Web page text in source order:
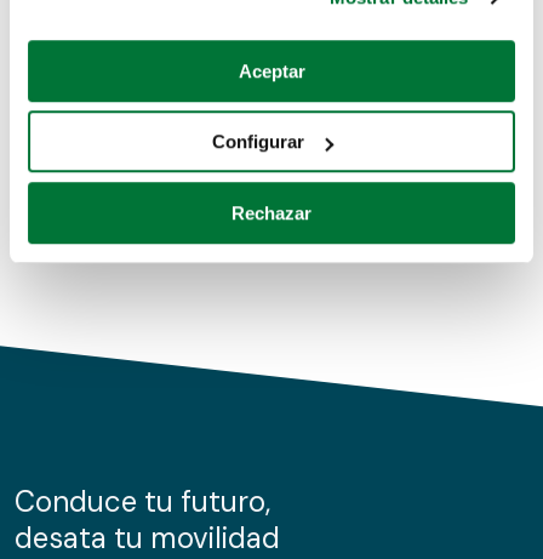
Si lo permite, también quisiéramos:
Recopilar información sobre su ubicación geográfica
Identificar su dispositivo analizándolo activamente
para buscar características específicas (huellas
Obtenga más información sobre cómo se procesan sus
de cookies.
información sobre el uso que haga del sitio web con
nuestros partners de redes sociales, publicidad y análisis
Aceptar
Configurar
Rechazar
Coches de segunda mano
Coches de km0
Conduce tu futuro,
desata tu movilidad